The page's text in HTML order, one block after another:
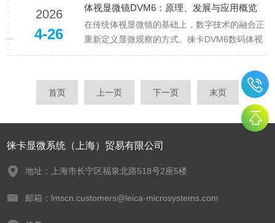
样的protocol，隔壁课题组做出来的样品玻璃态
好，你的却总是“结晶、开裂、变形“。冷冻电镜
明明是"结构生物...
2026
4-26
体视显微镜DVM6：原理、发展与应用概览
在传统体视显微镜的基础上，数字技术的融合正
重新定义显微观察的方式。徕卡DVM6数码体视
显微镜就是这一变革的代表作。它集成了高性能
光学、大尺寸图像传感器、电动变倍与聚焦、以
及直观的操作软件，成为数字时代全能的显微“侦
察兵”。徕卡DVM6的最大...
首页 上一页 下一页 末页
徕卡显微系统（上海）贸易有限公司
地址：上海市长宁区福泉北路518号2座5楼
邮箱：lmscn.customers@leica-microsystems.com